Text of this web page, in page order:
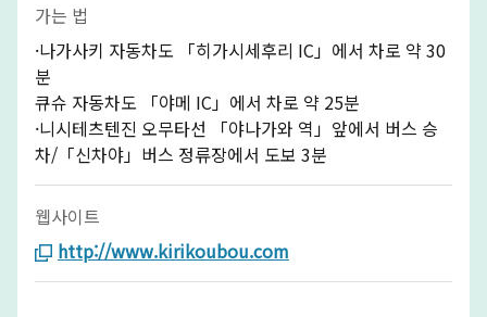
가는 법
·나가사키 자동차도 「히가시세후리 IC」에서 차로 약 30
분
큐슈 자동차도 「야메 IC」에서 차로 약 25분
·니시테츠텐진 오무타선 「야나가와 역」앞에서 버스 승
차/「신차야」버스 정류장에서 도보 3분
웹사이트
http://www.kirikoubou.com